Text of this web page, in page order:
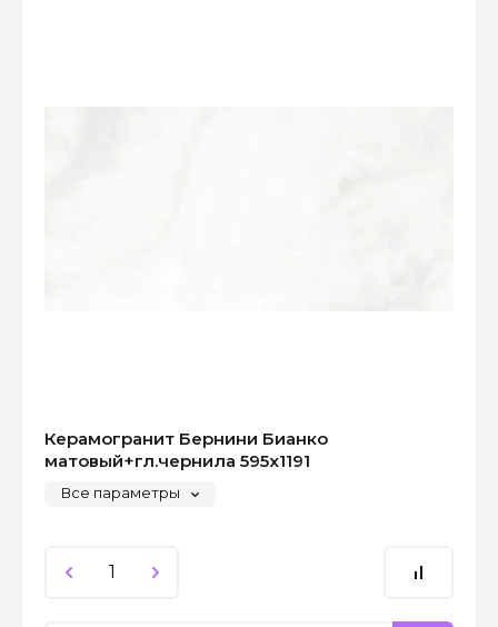
Керамогранит Бернини Бианко
матовый+гл.чернила 595x1191
Все параметры